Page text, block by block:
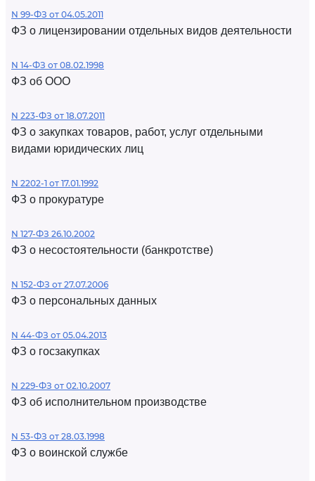
N 99-ФЗ от 04.05.2011
ФЗ о лицензировании отдельных видов деятельности
N 14-ФЗ от 08.02.1998
ФЗ об ООО
N 223-ФЗ от 18.07.2011
ФЗ о закупках товаров, работ, услуг отдельными
видами юридических лиц
N 2202-1 от 17.01.1992
ФЗ о прокуратуре
N 127-ФЗ 26.10.2002
ФЗ о несостоятельности (банкротстве)
N 152-ФЗ от 27.07.2006
ФЗ о персональных данных
N 44-ФЗ от 05.04.2013
ФЗ о госзакупках
N 229-ФЗ от 02.10.2007
ФЗ об исполнительном производстве
N 53-ФЗ от 28.03.1998
ФЗ о воинской службе